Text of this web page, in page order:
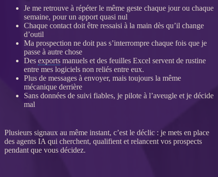
Je me retrouve à répéter le même geste chaque jour ou chaque
semaine, pour un apport quasi nul
Chaque contact doit être ressaisi à la main dès qu’il change
d’outil
Ma prospection ne doit pas s’interrompre chaque fois que je
passe à autre chose
Des exportsmanuels et des feuilles Excel servent de rustine
entre mes logiciels non reliés entre eux.
Plus de messages à envoyer, mais toujours la même
mécanique derrière
Sans donnéesde suivi fiables, je pilote à l’aveugle et je décide
mal
Plusieurs signaux au même instant, c’est le déclic : je mets en place
des agents IA qui cherchent, qualifient et relancent vos prospects
pendant que vous décidez.